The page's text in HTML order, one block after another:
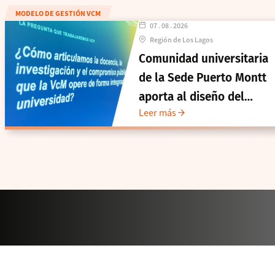
MODELO DE GESTIÓN VCM
07 . 08 . 2026
Región de Los Lagos
Comunidad universitaria
de la Sede Puerto Montt
aporta al diseño del
Modelo de Gestión de
Vinculación con el Medio
Leer más